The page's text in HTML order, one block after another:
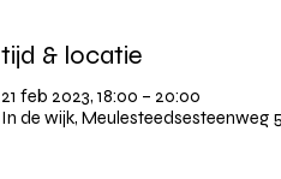
tijd & locatie
21 feb 2023, 18:00 – 20:00
In de wijk, Meulesteedsesteenweg